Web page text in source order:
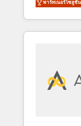
HubSpot dans
question
structuration
nouveaux
comptes existants. En
digitale et des
grandes expertises
พาร์ทเนอร์โซลูชั